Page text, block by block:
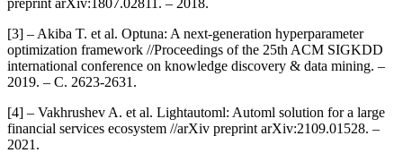
[3] – Akiba T. et al. Optuna: A next-generation hyperparameter
optimization framework //Proceedings of the 25th ACM SIGKDD
international conference on knowledge discovery & data mining. –
2019. – С. 2623-2631.
[4] – Vakhrushev A. et al. Lightautoml: Automl solution for a large
financial services ecosystem //arXiv preprint arXiv:2109.01528. –
2021.